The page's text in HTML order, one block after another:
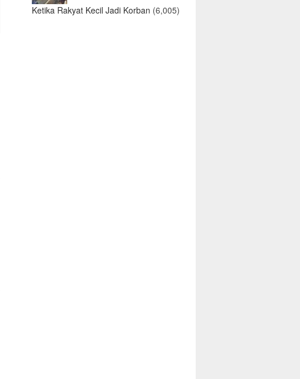
Ketika Rakyat Kecil Jadi Korban (6,005)